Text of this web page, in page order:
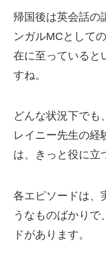
帰国後は英会話の
ンガルMCとして
在に至っていると
すね。
どんな状況下でも
レイニー先生の経
は、きっと役に立
各エピソードは、
うなものばかりで
ドがあります。